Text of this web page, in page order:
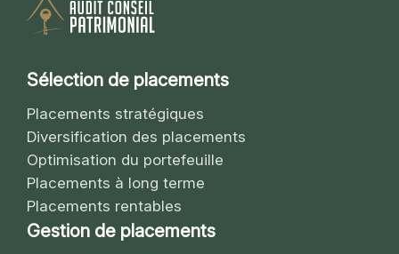
Sélection de placements
Placements stratégiques
Diversification des placements
Optimisation du portefeuille
Placements à long terme
Placements rentables
Gestion de placements